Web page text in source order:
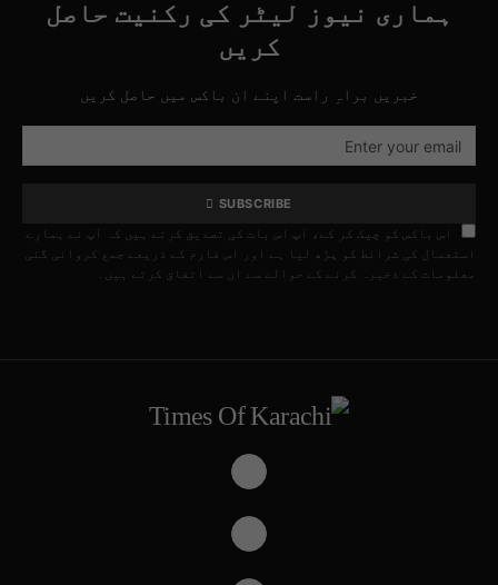
ہماری نیوز لیٹر کی رکنیت حاصل
کریں
خبریں براہِ راست اپنے ان باکس میں حاصل کریں
SUBSCRIBE
اس باکس کو چیک کر کے، آپ اس بات کی تصدیق کرتے ہیں کہ آپ نے ہمارے
استعمال کی شرائط کو پڑھ لیا ہے اور اس فارم کے ذریعے جمع کروائی گئی
معلومات کے ذخیرہ کرنے کے حوالے سے ان سے اتفاق کرتے ہیں۔